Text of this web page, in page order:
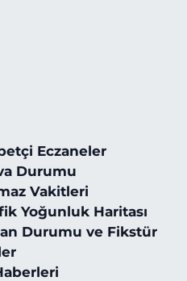
Eczaneler
Durumu
Vakitleri
Yoğunluk Haritası
Durumu ve Fikstür